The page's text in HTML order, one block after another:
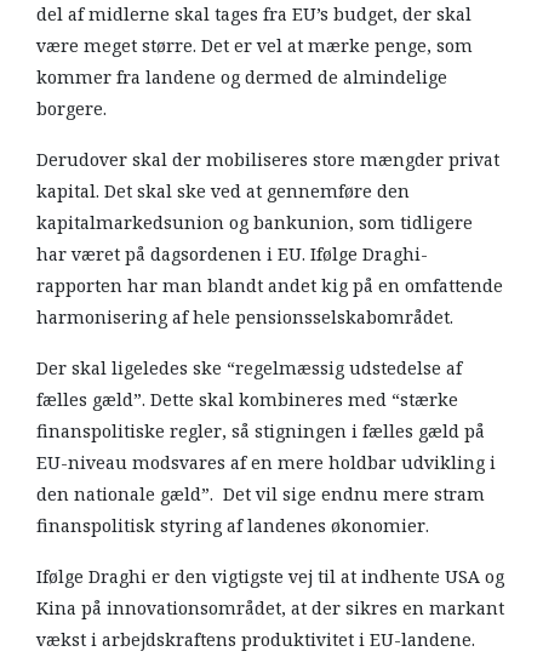
del af midlerne skal tages fra EU’s budget, der skal
være meget større. Det er vel at mærke penge, som
kommer fra landene og dermed de almindelige
borgere.
Derudover skal der mobiliseres store mængder privat
kapital. Det skal ske ved at gennemføre den
kapitalmarkedsunion og bankunion, som tidligere
har været på dagsordenen i EU. Ifølge Draghi-
rapporten har man blandt andet kig på en omfattende
harmonisering af hele pensionsselskabområdet.
Der skal ligeledes ske “regelmæssig udstedelse af
fælles gæld”. Dette skal kombineres med “stærke
finanspolitiske regler, så stigningen i fælles gæld på
EU-niveau modsvares af en mere holdbar udvikling i
den nationale gæld”. Det vil sige endnu mere stram
finanspolitisk styring af landenes økonomier.
Ifølge Draghi er den vigtigste vej til at indhente USA og
Kina på innovationsområdet, at der sikres en markant
vækst i arbejdskraftens produktivitet i EU-landene.